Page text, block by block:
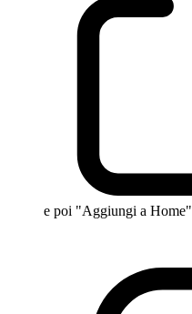
e poi "Aggiungi a Home"